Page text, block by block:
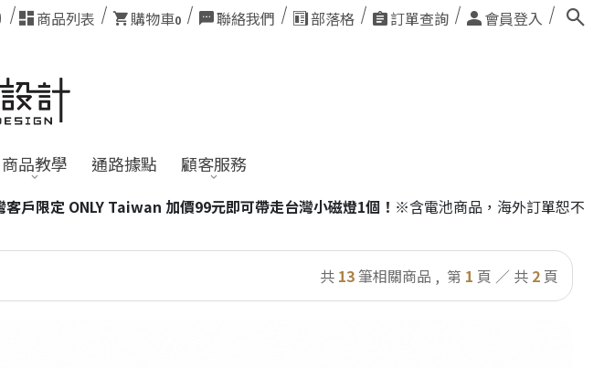
商品列表 購物車0 聯絡我們 部落格 訂單查詢 會員登入
商品教學 通路據點 顧客服務
價99元即可帶走台灣小磁燈1個！※含電池商品，海外訂單恕不適用。
共 13筆相關商品 , 第 1 頁 ／ 共 2 頁